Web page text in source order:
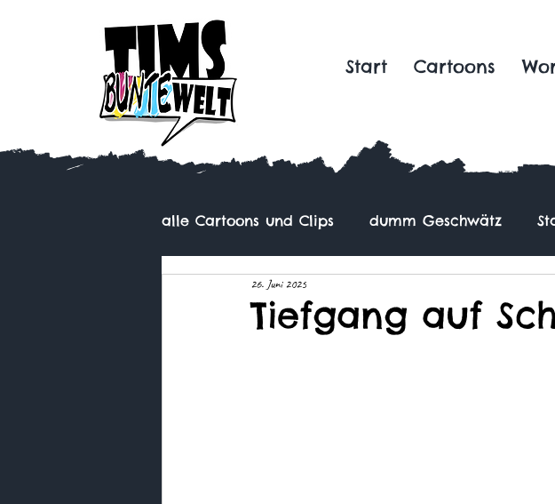
Start Cartoons
alle Cartoons und Clips dumm Geschwätz
Tiefgang auf
26. Juni 2025